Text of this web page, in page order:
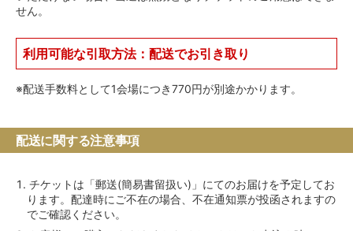
せん。
利用可能な引取方法：配送でお引き取り
※配送手数料として1会場につき770円が別途かかります。
配送に関する注意事項
チケットは「郵送(簡易書留扱い)」にてのお届けを予定してお
ります。配達時にご不在の場合、不在通知票が投函されますの
でご確認ください。